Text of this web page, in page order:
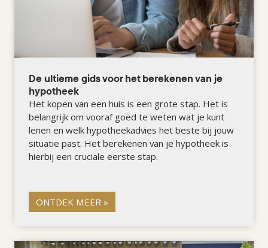
De ultieme gids voor het berekenen van je
hypotheek
Het kopen van een huis is een grote stap. Het is
belangrijk om vooraf goed te weten wat je kunt
lenen en welk hypotheekadvies het beste bij jouw
situatie past. Het berekenen van je hypotheek is
hierbij een cruciale eerste stap.
ONTDEK MEER »